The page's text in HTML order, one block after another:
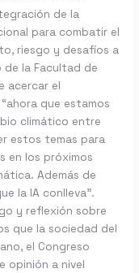
de la
para combatir el
riesgo y desafíos a
de la Facultad de
acercar el
que estamos
climático entre
estos temas para
en los próximos
Además de
la IA conlleva”.
y reflexión sobre
que la sociedad del
el Congreso
opinión a nivel